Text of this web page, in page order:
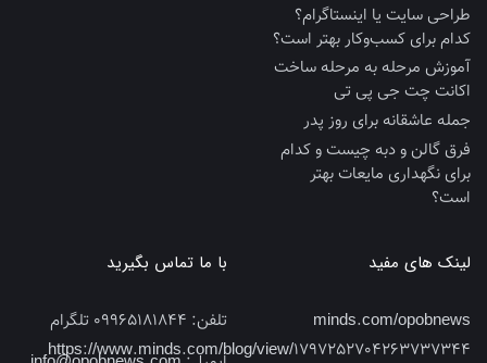
طراحی سایت یا اینستاگرام؟
کدام برای کسب‌وکار بهتر است؟
آموزش مرحله به مرحله ساخت
اکانت چت جی پی تی
جمله عاشقانه برای روز پدر
فرق گالن و دبه چیست و کدام
برای نگهداری مایعات بهتر
است؟
لینک های مفید
minds.com/opobnews
https://www.minds.com/blog/view/1797252704263737344
با ما تماس بگیرید
تلفن: